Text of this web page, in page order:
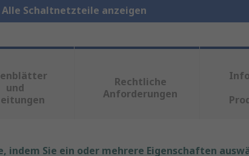
Alle Schaltnetzteile anzeigen
und
Rechtliche
Anforderungen
indem Sie ein oder mehrere Eigenschaften